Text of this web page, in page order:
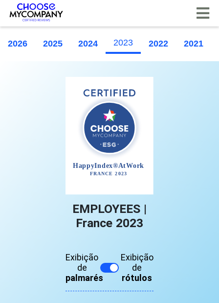
2026 2025 2024 2023 2022 2021
EMPLOYEES |
France 2023
Exibição
de
palmarés
Exibição
de
rótulos
Painel de Gerenciamento de Cookies